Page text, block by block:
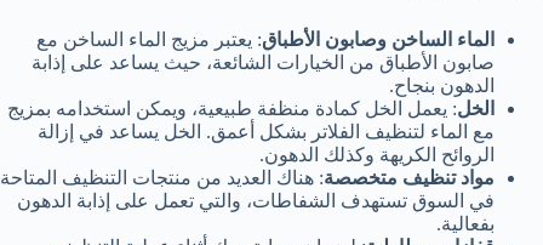
الماء الساخن وصابون الأطباق: يعتبر مزيج الماء الساخن مع
صابون الأطباق من الخيارات الشائعة، حيث يساعد على إذابة
الدهون بنجاح.
الخل: يعمل الخل كمادة منظفة طبيعية، ويمكن استخدامه بمزيج
مع الماء لتنظيف الفلاتر بشكل أعمق. الخل يساعد في إزالة
الروائح الكريهة وكذلك الدهون.
مواد تنظيف متخصصة: هناك العديد من منتجات التنظيف المتاحة
في السوق تستهدف الشفاطات، والتي تعمل على إذابة الدهون
بفعالية.